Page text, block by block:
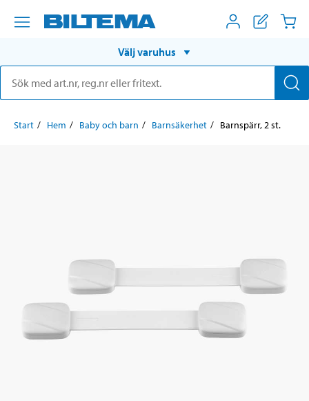
Välj varuhus
Start Hem Baby och barn Barnsäkerhet Barnspärr, 2 st.